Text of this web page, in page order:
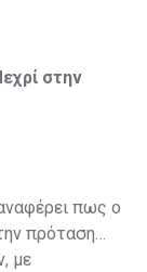
στην
πως ο
πρόταση
με